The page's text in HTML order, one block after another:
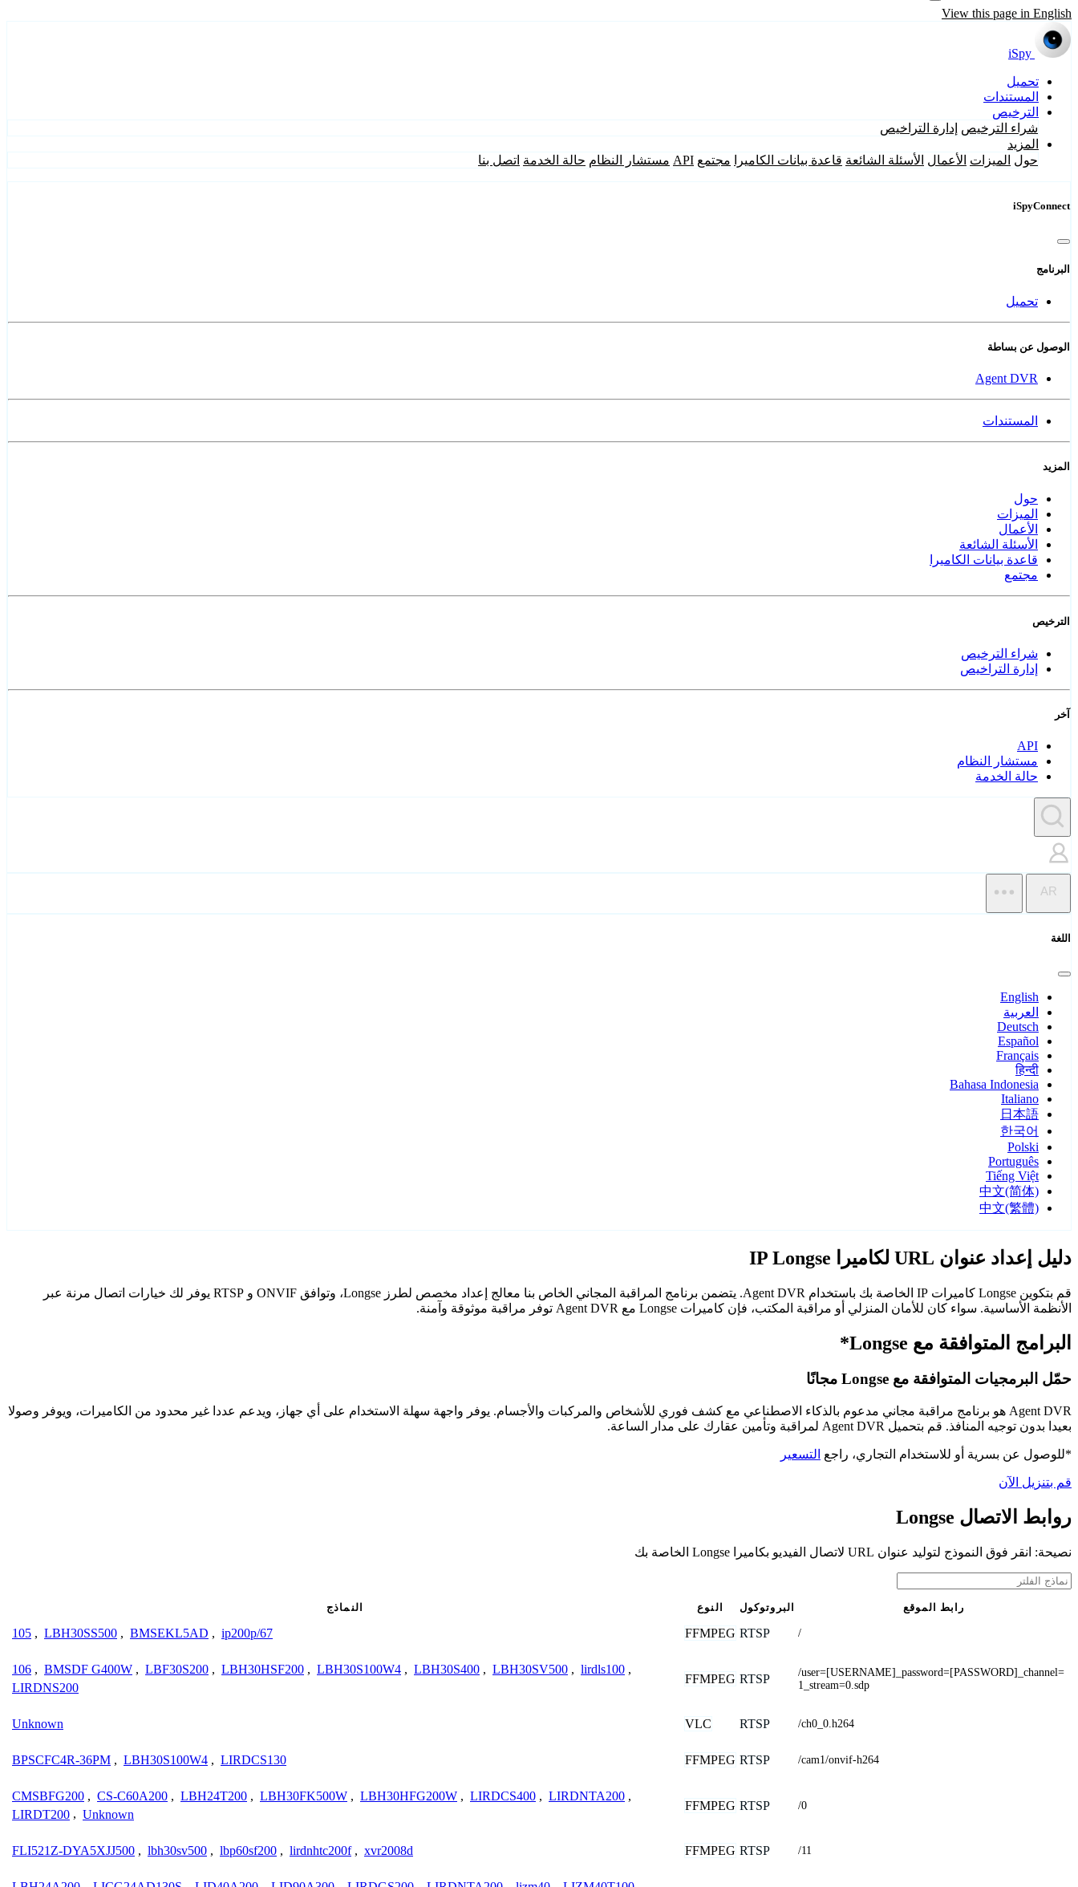
View this page in English
iSpy
تحميل
المستندات
الترخيص
شراء الترخيص إدارة التراخيص
المزيد
حول الميزات الأعمال الأسئلة الشائعة قاعدة بيانات الكاميرا مجتمع API مستشار النظام حالة الخدمة اتصل بنا
iSpyConnect
البرنامج
تحميل
الوصول عن بساطة
Agent DVR
المستندات
المزيد
حول
الميزات
الأعمال
الأسئلة الشائعة
قاعدة بيانات الكاميرا
مجتمع
الترخيص
شراء الترخيص
إدارة التراخيص
آخر
API
مستشار النظام
حالة الخدمة
AR
اللغة
English
العربية
Deutsch
Español
Français
हिन्दी
Bahasa Indonesia
Italiano
日本語
한국어
Polski
Português
Tiếng Việt
中文(简体)
中文(繁體)
دليل إعداد عنوان URL لكاميرا IP Longse
قم بتكوين Longse كاميرات IP الخاصة بك باستخدام Agent DVR. يتضمن برنامج المراقبة المجاني الخاص بنا معالج إعداد مخصص لطرز Longse، وتوافق ONVIF و RTSP يوفر لك خيارات اتصال مرنة عبر
الأنظمة الأساسية. سواء كان للأمان المنزلي أو مراقبة المكتب، فإن كاميرات Longse مع Agent DVR توفر مراقبة موثوقة وآمنة.
البرامج المتوافقة مع Longse*
حمّل البرمجيات المتوافقة مع Longse مجانًا
Agent DVR هو برنامج مراقبة مجاني مدعوم بالذكاء الاصطناعي مع كشف فوري للأشخاص والمركبات والأجسام. يوفر واجهة سهلة الاستخدام على أي جهاز، ويدعم عددا غير محدود من الكاميرات، ويوفر وصولا
بعيدا بدون توجيه المنافذ. قم بتحميل Agent DVR لمراقبة وتأمين عقارك على مدار الساعة.
*للوصول عن بسرية أو للاستخدام التجاري، راجع التسعير
قم بتنزيل الآن
روابط الاتصال Longse
نصيحة: انقر فوق النموذج لتوليد عنوان URL لاتصال الفيديو بكاميرا Longse الخاصة بك
النماذج النوع البروتوكول رابط الموقع
105 , LBH30SS500 , BMSEKL5AD , ip200p/67 FFMPEG RTSP /
106 , BMSDF G400W , LBF30S200 , LBH30HSF200 , LBH30S100W4 , LBH30S400 , LBH30SV500 , lirdls100 ,
LIRDNS200
FFMPEG RTSP
/user=[USERNAME]_password=[PASSWORD]_channel=
1_stream=0.sdp
Unknown VLC RTSP /ch0_0.h264
BPSCFC4R-36PM , LBH30S100W4 , LIRDCS130 FFMPEG RTSP /cam1/onvif-h264
CMSBFG200 , CS-C60A200 , LBH24T200 , LBH30FK500W , LBH30HFG200W , LIRDCS400 , LIRDNTA200 ,
LIRDT200 , Unknown
FFMPEG RTSP /0
FLI521Z-DYA5XJJ500 , lbh30sv500 , lbp60sf200 , lirdnhtc200f , xvr2008d FFMPEG RTSP /11